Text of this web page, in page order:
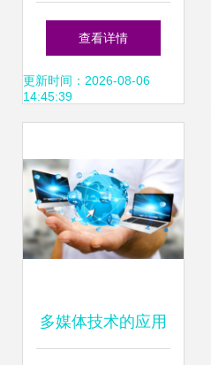
校与苏州盈实信息
科技共探教育创新
查看详情
更新时间：2026-08-06
14:45:39
多媒体技术的应用